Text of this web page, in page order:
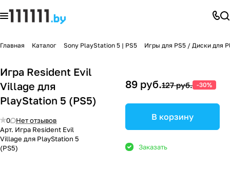
Главная Каталог Sony PlayStation 5 | PS5 Игры для PS5 / Диски для
Игра Resident Evil
Village для
PlayStation 5 (PS5)
0
Нет отзывов
Арт. Игра Resident Evil
Village для PlayStation 5
(PS5)
89 руб.127 руб. -30%
В корзину
Заказать